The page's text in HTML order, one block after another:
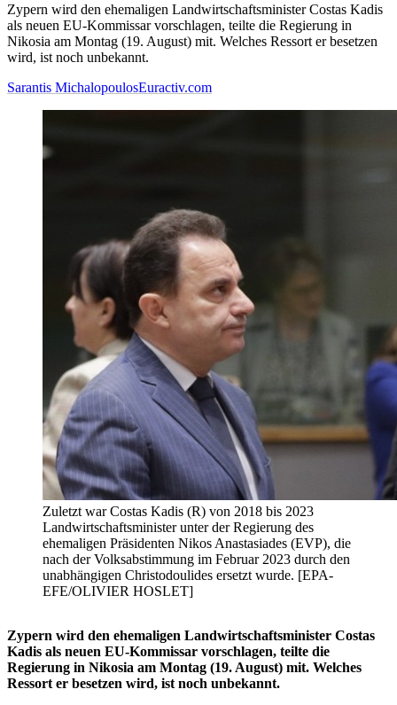
Zypern wird den ehemaligen Landwirtschaftsminister Costas Kadis
als neuen EU-Kommissar vorschlagen, teilte die Regierung in
Nikosia am Montag (19. August) mit. Welches Ressort er besetzen
wird, ist noch unbekannt.
Sarantis MichalopoulosEuractiv.com
Zuletzt war Costas Kadis (R) von 2018 bis 2023
Landwirtschaftsminister unter der Regierung des
ehemaligen Präsidenten Nikos Anastasiades (EVP), die
nach der Volksabstimmung im Februar 2023 durch den
unabhängigen Christodoulides ersetzt wurde. [EPA-
EFE/OLIVIER HOSLET]
Zypern wird den ehemaligen Landwirtschaftsminister Costas
Kadis als neuen EU-Kommissar vorschlagen, teilte die
Regierung in Nikosia am Montag (19. August) mit. Welches
Ressort er besetzen wird, ist noch unbekannt.